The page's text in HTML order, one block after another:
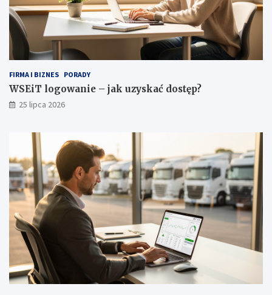
a
d
r
o
b
y
FIRMA I BIZNES PORADY
WSEiT logowanie – jak uzyskać dostęp?
25 lipca 2026